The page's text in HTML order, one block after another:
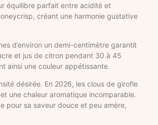
équilibre parfait entre acidité et
créant une harmonie gustative
d’environ un demi-centimètre garantit
et jus de citron pendant 30 à 45
ainsi une couleur appétissante.
désirée. En 2026, les clous de girofle
une chaleur aromatique incomparable.
pour sa saveur douce et peu amère,